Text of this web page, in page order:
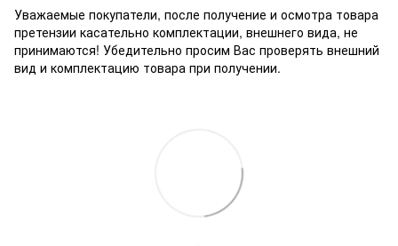
Уважаемые покупатели, после получение и осмотра товара
претензии касательно комплектации, внешнего вида, не
принимаются! Убедительно просим Вас проверять внешний
вид и комплектацию товара при получении.